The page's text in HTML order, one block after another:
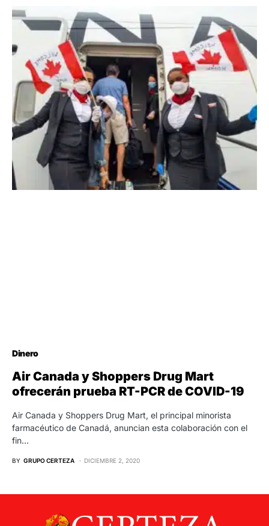
Dinero
Air Canada y Shoppers Drug Mart
ofrecerán prueba RT-PCR de COVID-19
Air Canada y Shoppers Drug Mart, el principal minorista
farmacéutico de Canadá, anuncian esta colaboración con el
fin…
BY GRUPO CERTEZA DICIEMBRE 2, 2020